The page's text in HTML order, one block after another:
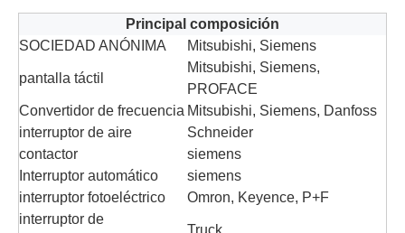
Principal composición
SOCIEDAD ANÓNIMA
Mitsubishi, Siemens
pantalla táctil
Mitsubishi, Siemens,
PROFACE
Convertidor de frecuencia Mitsubishi, Siemens, Danfoss
interruptor de aire
Schneider
contactor
siemens
Interruptor automático
siemens
interruptor fotoeléctrico
Omron, Keyence, P+F
interruptor de